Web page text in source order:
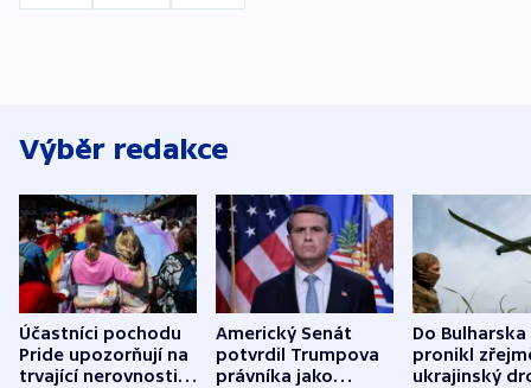
Výběr redakce
Účastníci pochodu
Pride upozorňují na
trvající nerovnosti i
Americký Senát
potvrdil Trumpova
právníka jako
Do Bulharska
pronikl
ukrajinský